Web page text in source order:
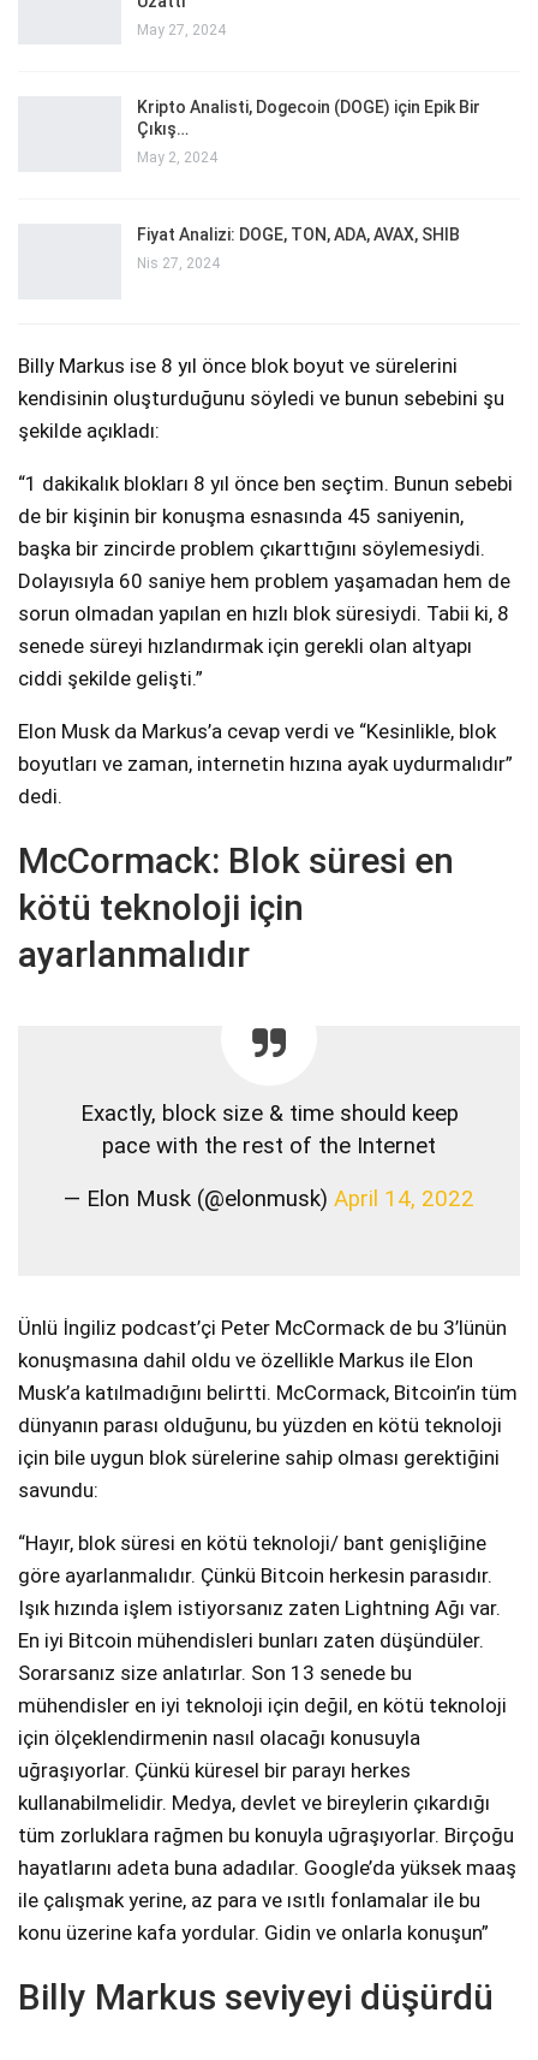
May 27, 2024
Kripto Analisti, Dogecoin (DOGE) için Epik Bir
Çıkış…
May 2, 2024
Fiyat Analizi: DOGE, TON, ADA, AVAX, SHIB
Nis 27, 2024
Billy Markus ise 8 yıl önce blok boyut ve sürelerini
kendisinin oluşturduğunu söyledi ve bunun sebebini şu
şekilde açıkladı:
“1 dakikalık blokları 8 yıl önce ben seçtim. Bunun sebebi
de bir kişinin bir konuşma esnasında 45 saniyenin,
başka bir zincirde problem çıkarttığını söylemesiydi.
Dolayısıyla 60 saniye hem problem yaşamadan hem de
sorun olmadan yapılan en hızlı blok süresiydi. Tabii ki, 8
senede süreyi hızlandırmak için gerekli olan altyapı
ciddi şekilde gelişti.”
Elon Musk da Markus’a cevap verdi ve “Kesinlikle, blok
boyutları ve zaman, internetin hızına ayak uydurmalıdır”
dedi.
McCormack: Blok süresi en
kötü teknoloji için
ayarlanmalıdır
Exactly, block size & time should keep
pace with the rest of the Internet
— Elon Musk (@elonmusk) April 14, 2022
Ünlü İngiliz podcast’çi Peter McCormack de bu 3’lünün
konuşmasına dahil oldu ve özellikle Markus ile Elon
Musk’a katılmadığını belirtti. McCormack, Bitcoin’in tüm
dünyanın parası olduğunu, bu yüzden en kötü teknoloji
için bile uygun blok sürelerine sahip olması gerektiğini
savundu:
“Hayır, blok süresi en kötü teknoloji/ bant genişliğine
göre ayarlanmalıdır. Çünkü Bitcoin herkesin parasıdır.
Işık hızında işlem istiyorsanız zaten Lightning Ağı var.
En iyi Bitcoin mühendisleri bunları zaten düşündüler.
Sorarsanız size anlatırlar. Son 13 senede bu
mühendisler en iyi teknoloji için değil, en kötü teknoloji
için ölçeklendirmenin nasıl olacağı konusuyla
uğraşıyorlar. Çünkü küresel bir parayı herkes
kullanabilmelidir. Medya, devlet ve bireylerin çıkardığı
tüm zorluklara rağmen bu konuyla uğraşıyorlar. Birçoğu
hayatlarını adeta buna adadılar. Google’da yüksek maaş
ile çalışmak yerine, az para ve ısıtlı fonlamalar ile bu
konu üzerine kafa yordular. Gidin ve onlarla konuşun”
Billy Markus seviyeyi düşürdü